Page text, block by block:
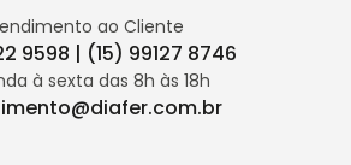
ao Cliente
9598 | (15) 99127 8746
à sexta das 8h às 18h